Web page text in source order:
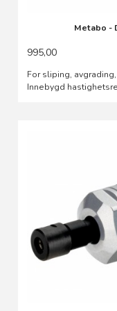
Metabo -
995,00
For sliping,
Innebygd